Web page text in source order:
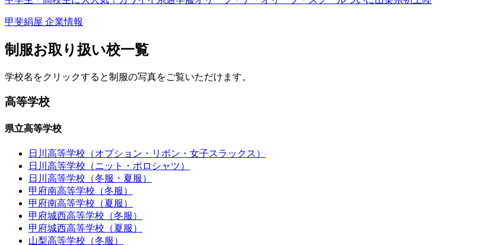
甲斐絹屋 企業情報
制服お取り扱い校一覧
学校名をクリックすると制服の写真をご覧いただけます。
高等学校
県立高等学校
日川高等学校（オプション・リボン・女子スラックス）
日川高等学校（ニット・ポロシャツ）
日川高等学校（冬服・夏服）
甲府南高等学校（冬服）
甲府南高等学校（夏服）
甲府城西高等学校（冬服）
甲府城西高等学校（夏服）
山梨高等学校（冬服）